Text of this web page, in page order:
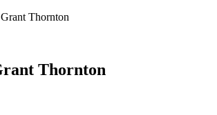
Thornton
Thornton